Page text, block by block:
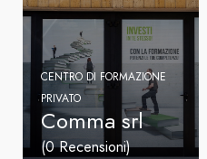
CENTRO DI FORMAZIONE
PRIVATO
Comma srl
(0 Recensioni)